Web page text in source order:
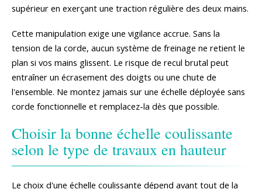
supérieur en exerçant une traction régulière des deux mains.
Cette manipulation exige une vigilance accrue. Sans la
tension de la corde, aucun système de freinage ne retient le
plan si vos mains glissent. Le risque de recul brutal peut
entraîner un écrasement des doigts ou une chute de
l'ensemble. Ne montez jamais sur une échelle déployée sans
corde fonctionnelle et remplacez-la dès que possible.
Choisir la bonne échelle coulissante
selon le type de travaux en hauteur
Le choix d'une échelle coulissante dépend avant tout de la